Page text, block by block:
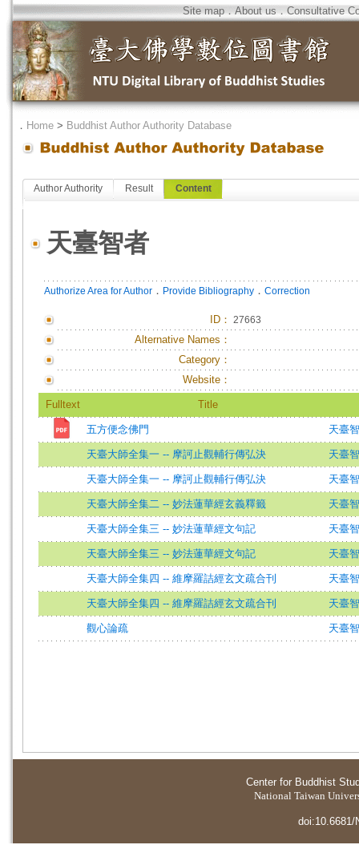
Site map．About us．Consultative
． Home > Buddhist Author Authority Database
Author Authority Result Content
天臺智者
Authorize Area for Author ． Provide Bibliography ． Correction
ID ： 27663
Alternative Names：
Category：
Website：
Fulltext Title
五方便念佛門 天臺
天臺大師全集一 -- 摩訶止觀輔行傳弘決 天臺
天臺大師全集一 -- 摩訶止觀輔行傳弘決 天臺
天臺大師全集二 -- 妙法蓮華經玄義釋籤 天臺
天臺大師全集三 -- 妙法蓮華經文句記 天臺
天臺大師全集三 -- 妙法蓮華經文句記 天臺
天臺大師全集四 -- 維摩羅詰經玄文疏合刊 天臺
天臺大師全集四 -- 維摩羅詰經玄文疏合刊 天臺
觀心論疏 天臺
Center for Buddhist
National Taiwan
doi:10.6681/